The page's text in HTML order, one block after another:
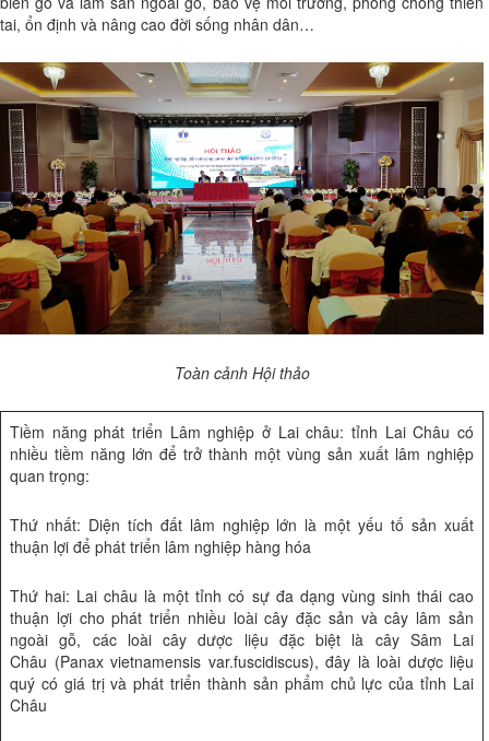
tai, ổn định và nâng cao đời sống nhân dân…
Toàn cảnh Hội thảo
Tiềm năng phát triển Lâm nghiệp ở Lai châu: tỉnh Lai Châu có
nhiều tiềm năng lớn để trở thành một vùng sản xuất lâm nghiệp
quan trọng:
Thứ nhất: Diện tích đất lâm nghiệp lớn là một yếu tố sản xuất
thuận lợi để phát triển lâm nghiệp hàng hóa
Thứ hai: Lai châu là một tỉnh có sự đa dạng vùng sinh thái cao
thuận lợi cho phát triển nhiều loài cây đặc sản và cây lâm sản
ngoài gỗ, các loài cây dược liệu đặc biệt là cây Sâm Lai
Châu (Panax vietnamensis var.fuscidiscus), đây là loài dược liệu
quý có giá trị và phát triển thành sản phẩm chủ lực của tỉnh Lai
Châu